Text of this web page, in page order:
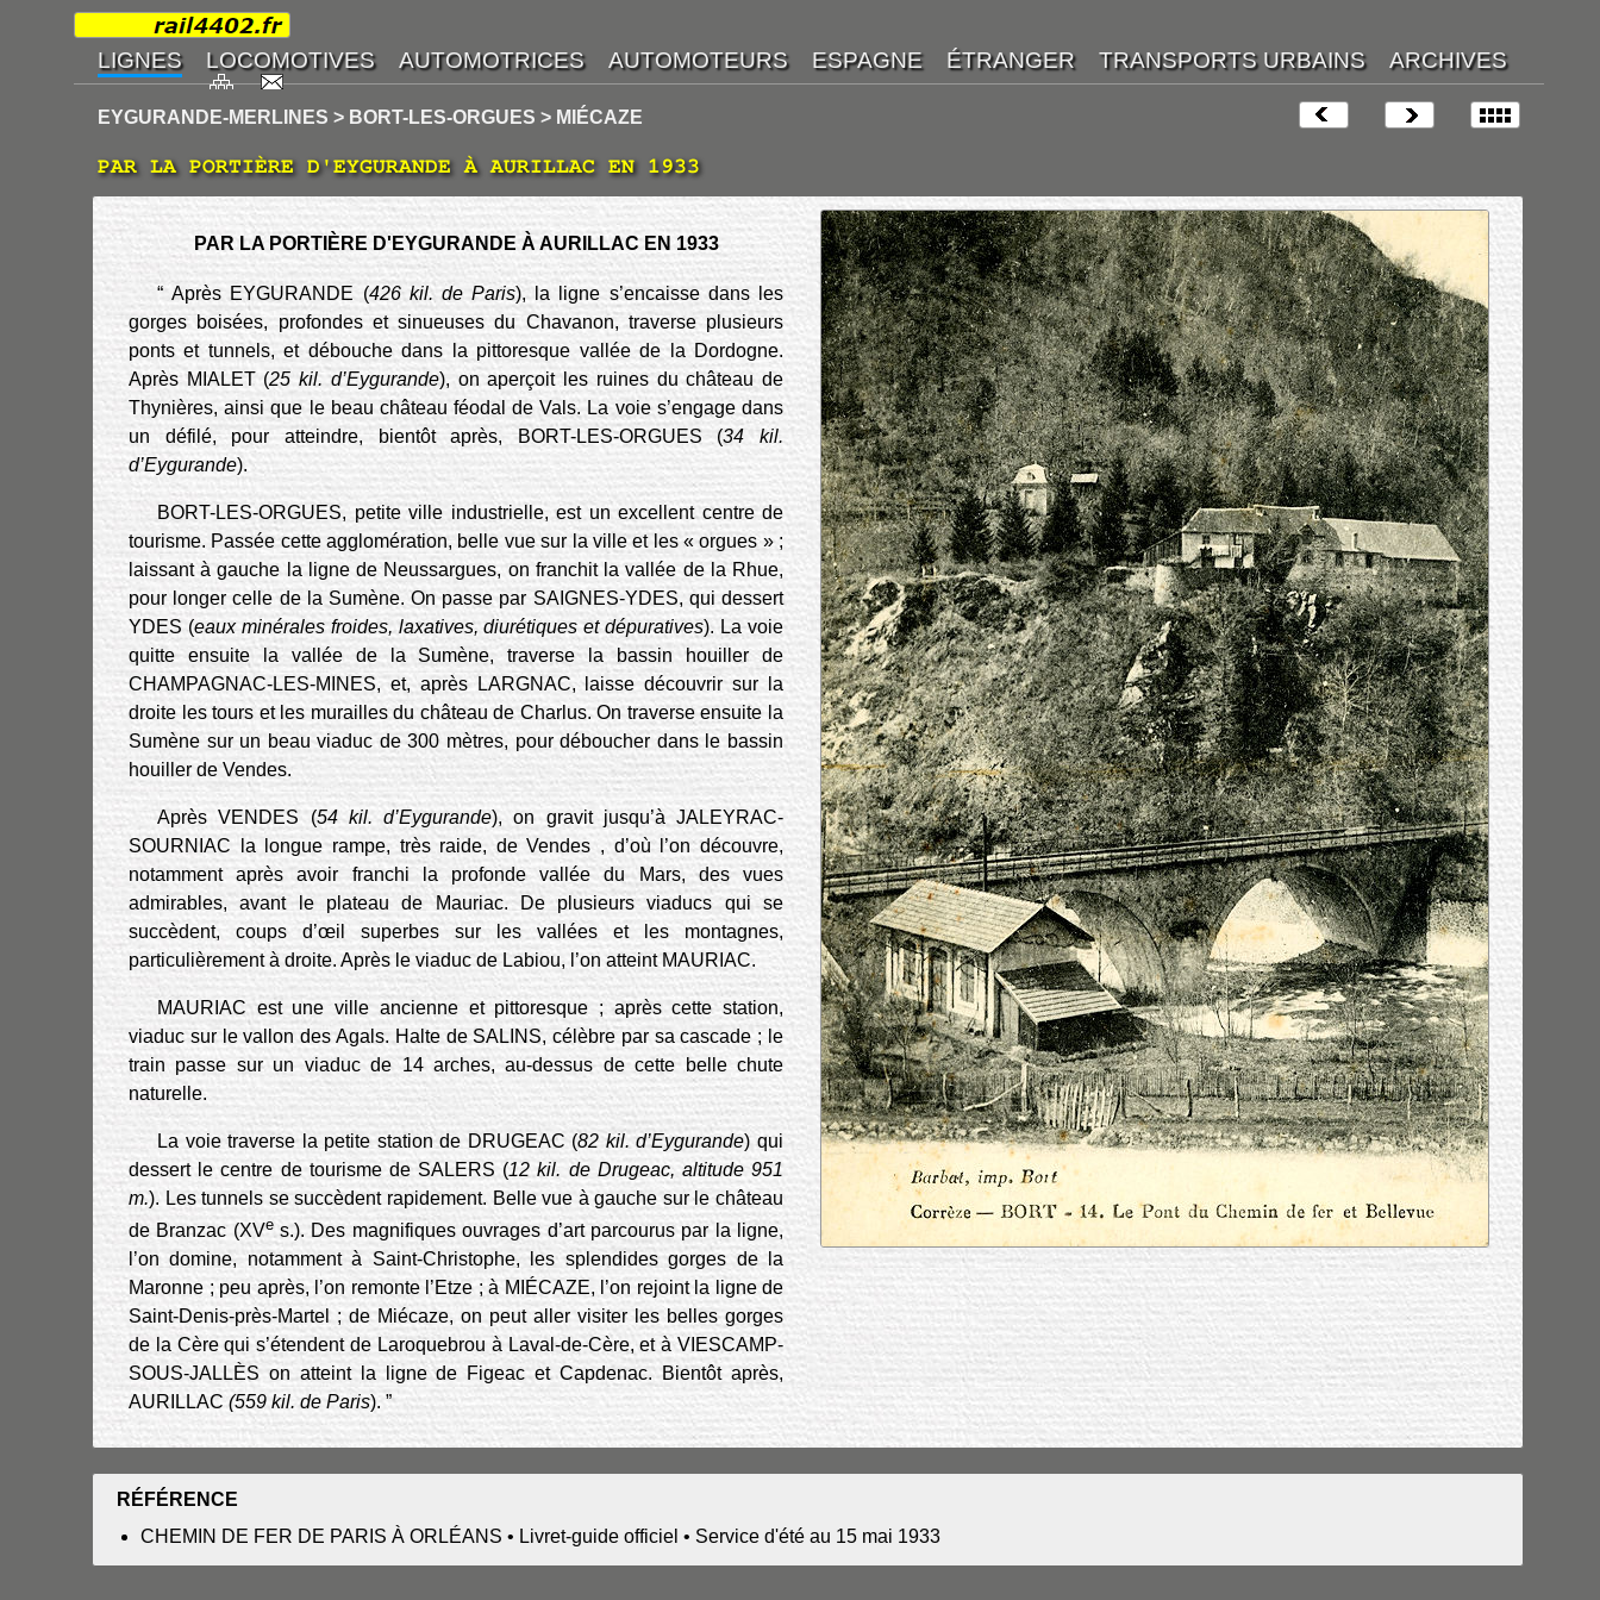
EYGURANDE-MERLINES > BORT-LES-ORGUES > MIÉCAZE
PAR LA PORTIÈRE D'EYGURANDE À AURILLAC EN 1933
PAR LA PORTIÈRE D'EYGURANDE À AURILLAC EN 1933
“ Après EYGURANDE (426 kil. de Paris), la ligne s’encaisse dans les
gorges boisées, profondes et sinueuses du Chavanon, traverse plusieurs
ponts et tunnels, et débouche dans la pittoresque vallée de la Dordogne.
Après MIALET (25 kil. d’Eygurande), on aperçoit les ruines du château de
Thynières, ainsi que le beau château féodal de Vals. La voie s’engage dans
un défilé, pour atteindre, bientôt après, BORT-LES-ORGUES (34 kil.
d’Eygurande).
BORT-LES-ORGUES, petite ville industrielle, est un excellent centre de
tourisme. Passée cette agglomération, belle vue sur la ville et les « orgues » ;
laissant à gauche la ligne de Neussargues, on franchit la vallée de la Rhue,
pour longer celle de la Sumène. On passe par SAIGNES-YDES, qui dessert
YDES (eaux minérales froides, laxatives, diurétiques et dépuratives). La voie
quitte ensuite la vallée de la Sumène, traverse la bassin houiller de
CHAMPAGNAC-LES-MINES, et, après LARGNAC, laisse découvrir sur la
droite les tours et les murailles du château de Charlus. On traverse ensuite la
Sumène sur un beau viaduc de 300 mètres, pour déboucher dans le bassin
houiller de Vendes.
Après VENDES (54 kil. d’Eygurande), on gravit jusqu’à JALEYRAC-
SOURNIAC la longue rampe, très raide, de Vendes , d’où l’on découvre,
notamment après avoir franchi la profonde vallée du Mars, des vues
admirables, avant le plateau de Mauriac. De plusieurs viaducs qui se
succèdent, coups d’œil superbes sur les vallées et les montagnes,
particulièrement à droite. Après le viaduc de Labiou, l’on atteint MAURIAC.
MAURIAC est une ville ancienne et pittoresque ; après cette station,
viaduc sur le vallon des Agals. Halte de SALINS, célèbre par sa cascade ; le
train passe sur un viaduc de 14 arches, au-dessus de cette belle chute
naturelle.
La voie traverse la petite station de DRUGEAC (82 kil. d’Eygurande) qui
dessert le centre de tourisme de SALERS (12 kil. de Drugeac, altitude 951
m.). Les tunnels se succèdent rapidement. Belle vue à gauche sur le château
de Branzac (XVes.). Des magnifiques ouvrages d’art parcourus par la ligne,
l’on domine, notamment à Saint-Christophe, les splendides gorges de la
Maronne ; peu après, l’on remonte l’Etze ; à MIÉCAZE, l’on rejoint la ligne de
Saint-Denis-près-Martel ; de Miécaze, on peut aller visiter les belles gorges
de la Cère qui s’étendent de Laroquebrou à Laval-de-Cère, et à VIESCAMP-
SOUS-JALLÈS on atteint la ligne de Figeac et Capdenac. Bientôt après,
AURILLAC (559 kil. de Paris). ”
RÉFÉRENCE
CHEMIN DE FER DE PARIS À ORLÉANS • Livret-guide officiel • Service d'été au 15 mai 1933